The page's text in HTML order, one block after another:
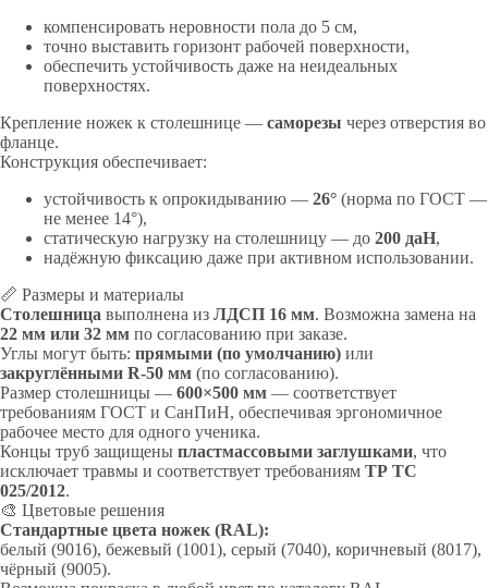
компенсировать неровности пола до 5 см,
точно выставить горизонт рабочей поверхности,
обеспечить устойчивость даже на неидеальных
поверхностях.
Крепление ножек к столешнице — саморезы через отверстия во
фланце.
Конструкция обеспечивает:
устойчивость к опрокидыванию — 26° (норма по ГОСТ —
не менее 14°),
статическую нагрузку на столешницу — до 200 даН,
надёжную фиксацию даже при активном использовании.
📏 Размеры и материалы
Столешница выполнена из ЛДСП 16 мм. Возможна замена на
22 мм или 32 мм по согласованию при заказе.
Углы могут быть: прямыми (по умолчанию) или
закруглёнными R-50 мм (по согласованию).
Размер столешницы — 600×500 мм — соответствует
требованиям ГОСТ и СанПиН, обеспечивая эргономичное
рабочее место для одного ученика.
Концы труб защищены пластмассовыми заглушками, что
исключает травмы и соответствует требованиям ТР ТС
025/2012.
🎨 Цветовые решения
Стандартные цвета ножек (RAL):
белый (9016), бежевый (1001), серый (7040), коричневый (8017),
чёрный (9005).